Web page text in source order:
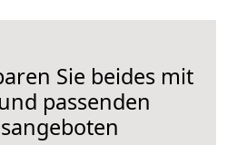
Sie beides mit
passenden